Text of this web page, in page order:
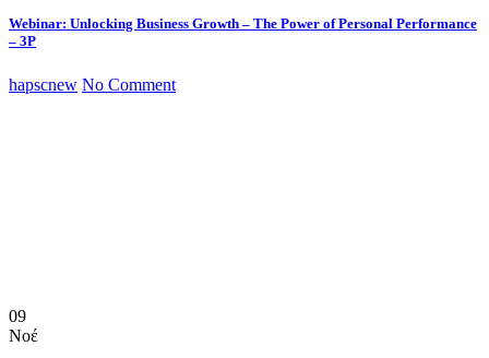
Webinar: Unlocking Business Growth – The Power of Personal Performance
– 3P
hapscnew No Comment
09
Νοέ